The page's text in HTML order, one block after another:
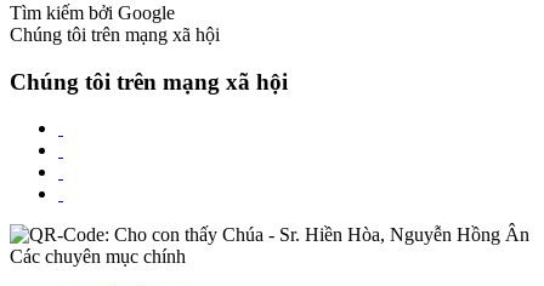
Tìm kiếm bởi Google
Chúng tôi trên mạng xã hội
Chúng tôi trên mạng xã hội
Các chuyên mục chính